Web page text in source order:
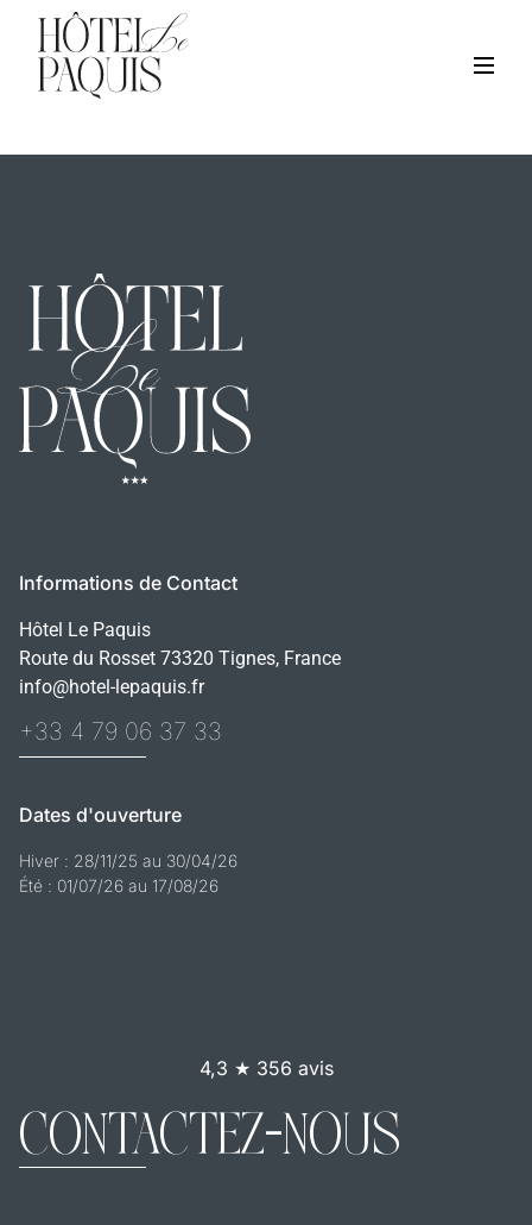
Informations de Contact
Hôtel Le Paquis
Route du Rosset 73320 Tignes, France
info@hotel-lepaquis.fr
+33 4 79 06 37 33
Dates d'ouverture
Hiver : 28/11/25 au 30/04/26
Été : 01/07/26 au 17/08/26
4,3 ★ 356 avis
CONTACTEZ-NOUS